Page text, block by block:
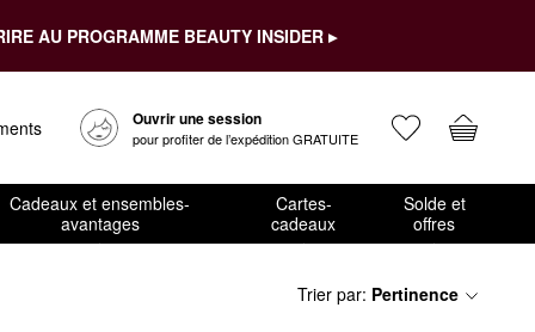
AU PROGRAMME BEAUTY INSIDER ▸
Ouvrir une session
pour profiter de l’expédition GRATUITE
Cadeaux et ensembles-
avantages
Cartes-
cadeaux
Solde et
offres
Trier par: Pertinence